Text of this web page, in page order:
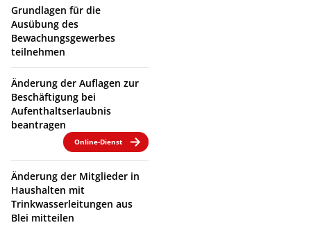
Grundlagen für die
Ausübung des
Bewachungsgewerbes
teilnehmen
Änderung der Auflagen zur
Beschäftigung bei
Aufenthaltserlaubnis
beantragen
Online-Dienst
Änderung der Mitglieder in
Haushalten mit
Trinkwasserleitungen aus
Blei mitteilen